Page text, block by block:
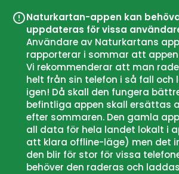
Naturkartan-appen kan
uppdateras för vissa
Användare av Naturkartans
rapporterar i sommar att
Vi rekommenderar att man
helt från sin telefon i så fall och
igen! Då skall den fungera
befintliga appen skall ersättas
efter sommaren. Den gamla
all data för hela landet lokalt i
att klara offline-läge) men det
den blir för stor för vissa
behöver den raderas och